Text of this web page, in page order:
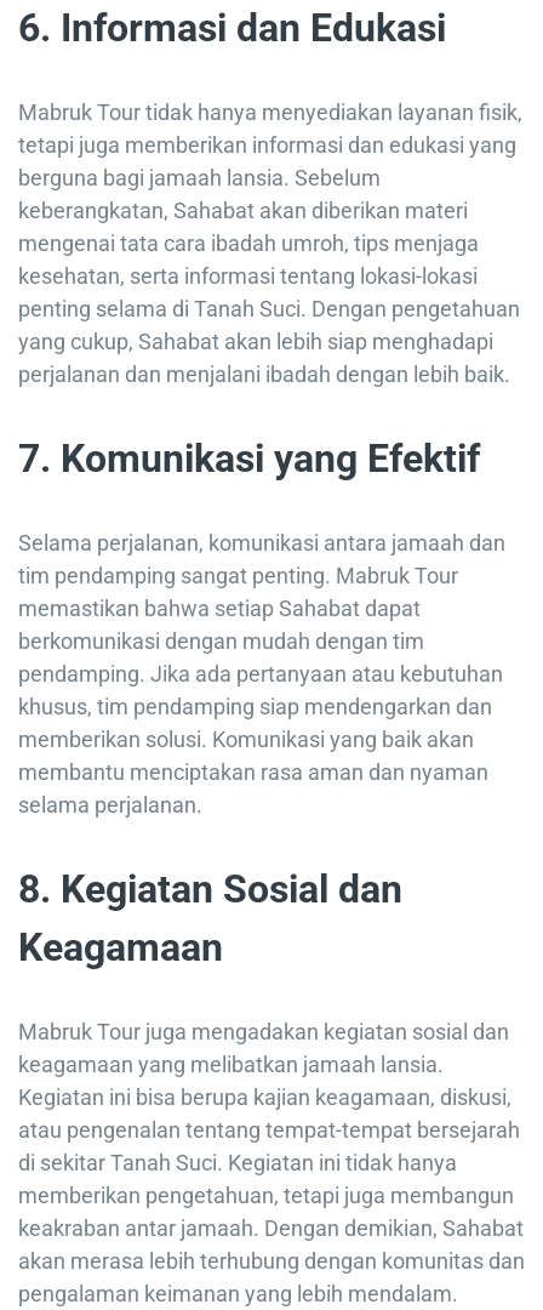
6. Informasi dan Edukasi
Mabruk Tour tidak hanya menyediakan layanan fisik,
tetapi juga memberikan informasi dan edukasi yang
berguna bagi jamaah lansia. Sebelum
keberangkatan, Sahabat akan diberikan materi
mengenai tata cara ibadah umroh, tips menjaga
kesehatan, serta informasi tentang lokasi-lokasi
penting selama di Tanah Suci. Dengan pengetahuan
yang cukup, Sahabat akan lebih siap menghadapi
perjalanan dan menjalani ibadah dengan lebih baik.
7. Komunikasi yang Efektif
Selama perjalanan, komunikasi antara jamaah dan
tim pendamping sangat penting. Mabruk Tour
memastikan bahwa setiap Sahabat dapat
berkomunikasi dengan mudah dengan tim
pendamping. Jika ada pertanyaan atau kebutuhan
khusus, tim pendamping siap mendengarkan dan
memberikan solusi. Komunikasi yang baik akan
membantu menciptakan rasa aman dan nyaman
selama perjalanan.
8. Kegiatan Sosial dan
Keagamaan
Mabruk Tour juga mengadakan kegiatan sosial dan
keagamaan yang melibatkan jamaah lansia.
Kegiatan ini bisa berupa kajian keagamaan, diskusi,
atau pengenalan tentang tempat-tempat bersejarah
di sekitar Tanah Suci. Kegiatan ini tidak hanya
memberikan pengetahuan, tetapi juga membangun
keakraban antar jamaah. Dengan demikian, Sahabat
akan merasa lebih terhubung dengan komunitas dan
pengalaman keimanan yang lebih mendalam.